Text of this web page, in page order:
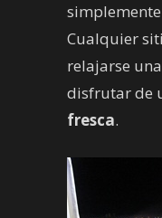
Cualquier
relajarse
disfrutar de
fresca.